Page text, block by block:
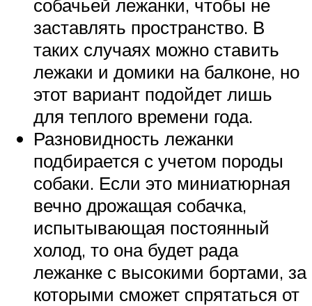
собачьей лежанки, чтобы не
заставлять пространство. В
таких случаях можно ставить
лежаки и домики на балконе, но
этот вариант подойдет лишь
для теплого времени года.
Разновидность лежанки
подбирается с учетом породы
собаки. Если это миниатюрная
вечно дрожащая собачка,
испытывающая постоянный
холод, то она будет рада
лежанке с высокими бортами, за
которыми сможет спрятаться от